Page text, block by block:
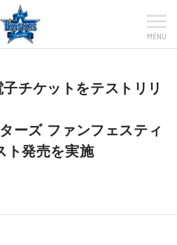
MENU
子チケットをテストリリ
ーズ ファンフェスティ
ト発売を実施